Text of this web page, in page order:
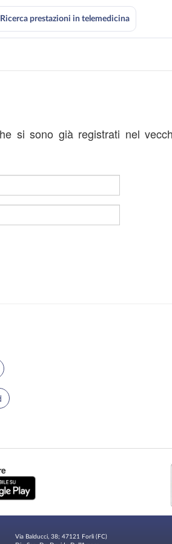
Ricerca prestazioni in telemedicina
si sono già registrati nel
Via Balducci, 38; 47121 Forlì (FC)